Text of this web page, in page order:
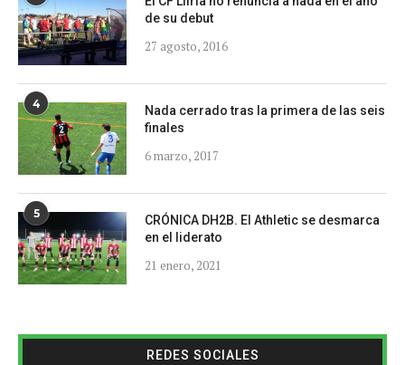
de su debut
27 agosto, 2016
4
Nada cerrado tras la primera de las seis
finales
6 marzo, 2017
5
CRÓNICA DH2B. El Athletic se desmarca
en el liderato
21 enero, 2021
REDES SOCIALES